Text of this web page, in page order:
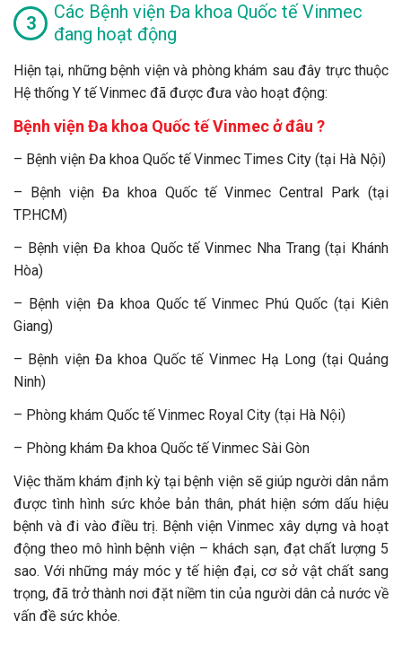
Các Bệnh viện Đa khoa Quốc tế Vinmec
đang hoạt động
Hiện tại, những bệnh viện và phòng khám sau đây trực thuộc
Hệ thống Y tế Vinmec đã được đưa vào hoạt động:
Bệnh viện Đa khoa Quốc tế Vinmec ở đâu ?
– Bệnh viện Đa khoa Quốc tế Vinmec Times City (tại Hà Nội)
– Bệnh viện Đa khoa Quốc tế Vinmec Central Park (tại
TP.HCM)
– Bệnh viện Đa khoa Quốc tế Vinmec Nha Trang (tại Khánh
Hòa)
– Bệnh viện Đa khoa Quốc tế Vinmec Phú Quốc (tại Kiên
Giang)
– Bệnh viện Đa khoa Quốc tế Vinmec Hạ Long (tại Quảng
Ninh)
– Phòng khám Quốc tế Vinmec Royal City (tại Hà Nội)
– Phòng khám Đa khoa Quốc tế Vinmec Sài Gòn
Việc thăm khám định kỳ tại bệnh viện sẽ giúp người dân nắm
được tình hình sức khỏe bản thân, phát hiện sớm dấu hiệu
bệnh và đi vào điều trị. Bệnh viện Vinmec xây dựng và hoạt
động theo mô hình bệnh viện – khách sạn, đạt chất lượng 5
sao. Với những máy móc y tế hiện đại, cơ sở vật chất sang
trọng, đã trở thành nơi đặt niềm tin của người dân cả nước về
vấn đề sức khỏe.